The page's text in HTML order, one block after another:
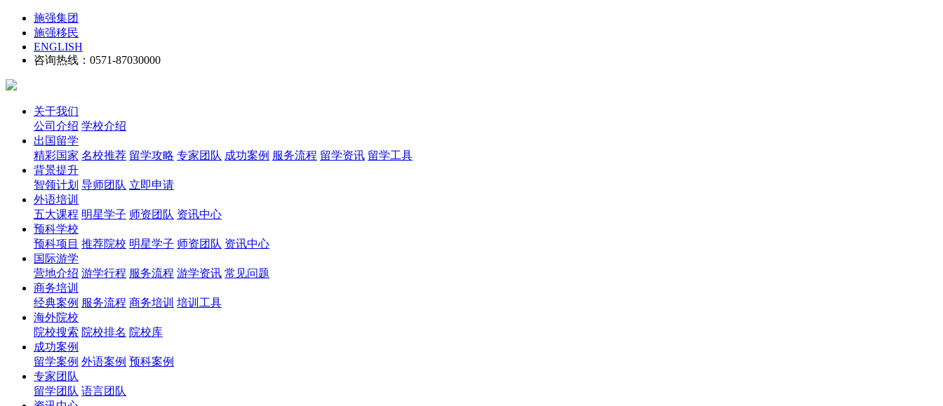
施强集团
施强移民
ENGLISH
咨询热线：0571-87030000
关于我们
公司介绍 学校介绍
出国留学
精彩国家 名校推荐 留学攻略 专家团队 成功案例 服务流程 留学资讯 留学工具
背景提升
智领计划 导师团队 立即申请
外语培训
五大课程 明星学子 师资团队 资讯中心
预科学校
预科项目 推荐院校 明星学子 师资团队 资讯中心
国际游学
营地介绍 游学行程 服务流程 游学资讯 常见问题
商务培训
经典案例 服务流程 商务培训 培训工具
海外院校
院校搜索 院校排名 院校库
成功案例
留学案例 外语案例 预科案例
专家团队
留学团队 语言团队